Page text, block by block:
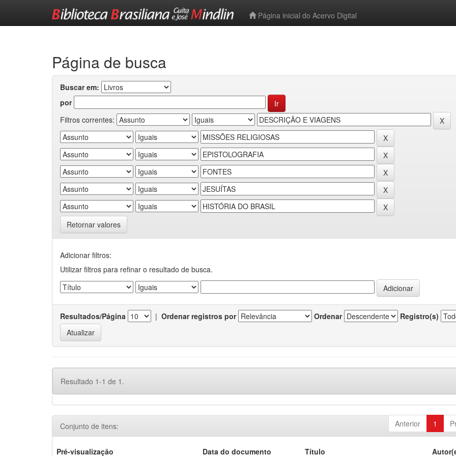
Página inicial do Acervo Digital
Página de busca
Buscar em:
por
Filtros correntes:
Retornar valores
Adicionar filtros:
Utilizar filtros para refinar o resultado de busca.
Resultados/Página | Ordenar registros por Ordenar Registro(s)
Resultado 1-1 de 1.
Anterior 1
Conjunto de itens:
Pré-visualização Data do documento Título